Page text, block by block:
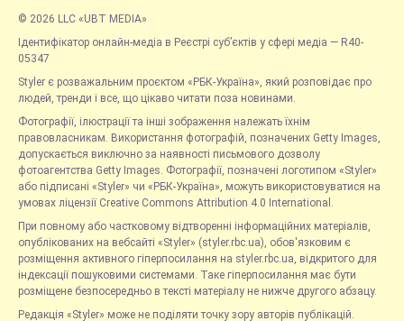
© 2026 LLC «UBT MEDIA»
Ідентифікатор онлайн-медіа в Реєстрі суб’єктів у сфері медіа — R40-
05347
Styler є розважальним проєктом «РБК-Україна», який розповідає про
людей, тренди і все, що цікаво читати поза новинами.
Фотографії, ілюстрації та інші зображення належать їхнім
правовласникам. Використання фотографій, позначених Getty Images,
допускається виключно за наявності письмового дозволу
фотоагентства Getty Images. Фотографії, позначені логотипом «Styler»
або підписані «Styler» чи «РБК-Україна», можуть використовуватися на
умовах ліцензії Creative Commons Attribution 4.0 International.
При повному або частковому відтворенні інформаційних матеріалів,
опублікованих на вебсайті «Styler» (styler.rbc.ua), обов'язковим є
розміщення активного гіперпосилання на styler.rbc.ua, відкритого для
індексації пошуковими системами. Таке гіперпосилання має бути
розміщене безпосередньо в тексті матеріалу не нижче другого абзацу.
Редакція «Styler» може не поділяти точку зору авторів публікацій.